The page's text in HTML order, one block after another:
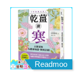
Readmoo